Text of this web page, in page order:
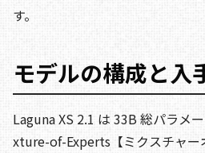
す。
モデルの構成と入
Laguna XS 2.1 は 33B 総パラメ
xture-of-Experts【ミクスチャー